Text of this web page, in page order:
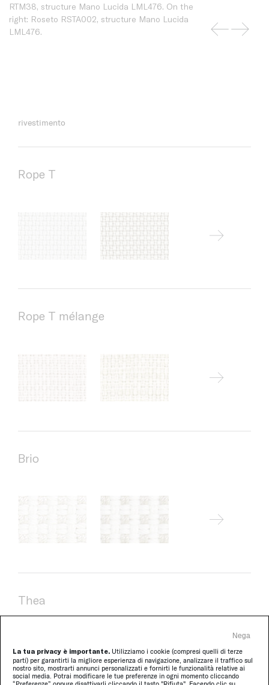
La tua privacy è importante. Utilizziamo i cookie (compresi quelli di terze
parti) per garantirti la migliore esperienza di navigazione, analizzare il traffico sul
nostro sito, mostrarti annunci personalizzati e fornirti le funzionalità relative ai
social media. Potrai modificare le tue preferenze in ogni momento cliccando
“Preferenze” oppure disattivarli cliccando il tasto "Rifiuta". Facendo clic su
Nega
RTM38, structure Mano Lucida LML476. On the
right: Roseto RSTA002, structure Mano Lucida
LML476.
rivestimento
Rope T
Rope T mélange
Brio
Thea